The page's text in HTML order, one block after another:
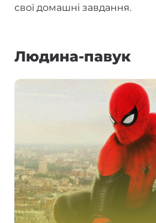
свої домашні завдання.
Людина-павук